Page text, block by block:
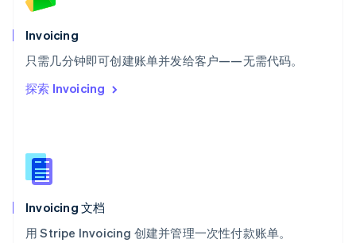
Invoicing
只需几分钟即可创建账单并发给客户——无需代码。
探索 Invoicing
Invoicing 文档
用 Stripe Invoicing 创建并管理一次性付款账单。
English
ไทยEnglish
希腊
English
西班牙
新西兰
English
匈牙利
English
ItalianoEnglish